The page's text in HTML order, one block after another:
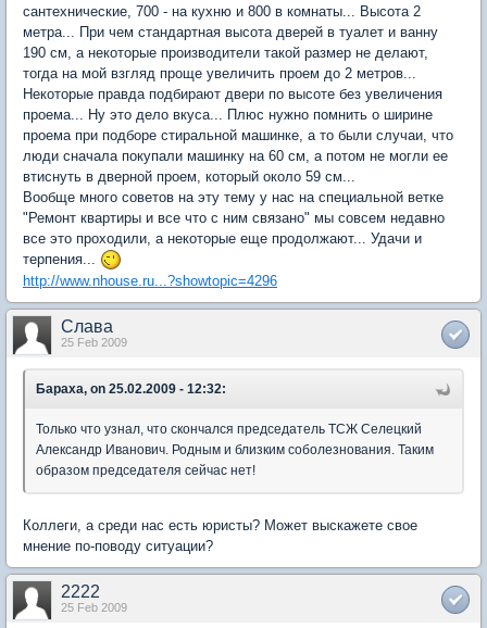
сантехнические, 700 - на кухню и 800 в комнаты... Высота 2
метра... При чем стандартная высота дверей в туалет и ванну
190 см, а некоторые производители такой размер не делают,
тогда на мой взгляд проще увеличить проем до 2 метров...
Некоторые правда подбирают двери по высоте без увеличения
проема... Ну это дело вкуса... Плюс нужно помнить о ширине
проема при подборе стиральной машинке, а то были случаи, что
люди сначала покупали машинку на 60 см, а потом не могли ее
втиснуть в дверной проем, который около 59 см...
Вообще много советов на эту тему у нас на специальной ветке
"Ремонт квартиры и все что с ним связано" мы совсем недавно
все это проходили, а некоторые еще продолжают... Удачи и
терпения...
http://www.nhouse.ru...?showtopic=4296
Слава
25 Feb 2009
Бараха, on 25.02.2009 - 12:32:
Только что узнал, что скончался председатель ТСЖ Селецкий
Александр Иванович. Родным и близким соболезнования. Таким
образом председателя сейчас нет!
Коллеги, а среди нас есть юристы? Может выскажете свое
мнение по-поводу ситуации?
2222
25 Feb 2009